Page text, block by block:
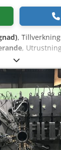
,
,
1 excenterpress
Kapacitet: